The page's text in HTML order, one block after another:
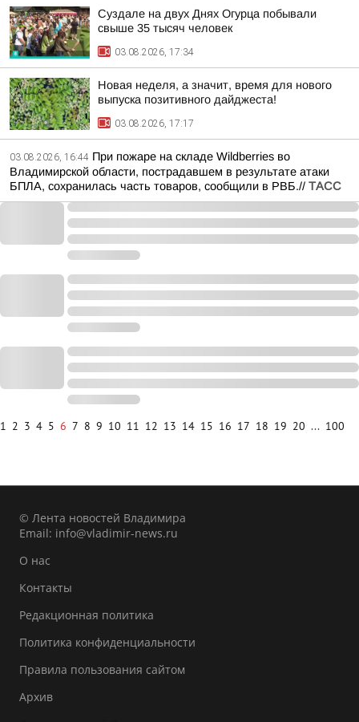
Суздале на двух Днях Огурца побывали
свыше 35 тысяч человек
03.08.2026, 17:34
Новая неделя, а значит, время для нового
выпуска позитивного дайджеста!
03.08.2026, 17:17
03.08.2026, 16:44 При пожаре на складе Wildberries во
Владимирской области, пострадавшем в результате атаки
БПЛА, сохранилась часть товаров, сообщили в РВБ.// ТАСС
1 2 3 4 5 6 7 8 9 10 11 12 13 14 15 16 17 18 19 20 ... 100
© Лента новостей Владимира
Email: info@vladimir-news.ru
О нас
Контакты
Редакционная политика
Политика конфиденциальности
Правила пользования сайтом
Архив